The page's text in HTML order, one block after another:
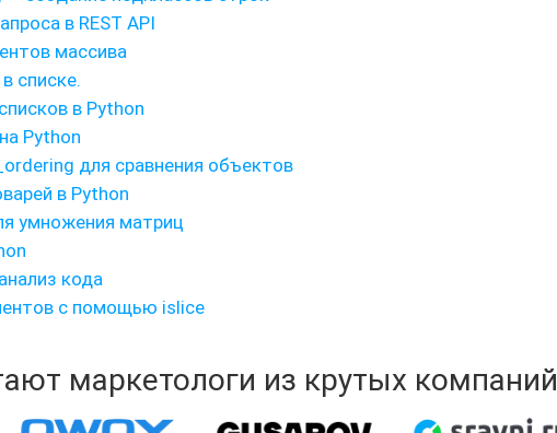
в REST API
массива
списке.
в Python
Python
для сравнения объектов
в Python
умножения матриц
кода
с помощью islice
маркетологи из крутых компаний